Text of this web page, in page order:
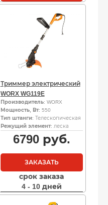
Триммер электрический
WORX WG119E
Производитель: WORX
Мощность, Вт: 550
Тип штанги: Телескопическая
Режущий элемент: леска
6790руб.
ЗАКАЗАТЬ
срок заказа
4 - 10 дней